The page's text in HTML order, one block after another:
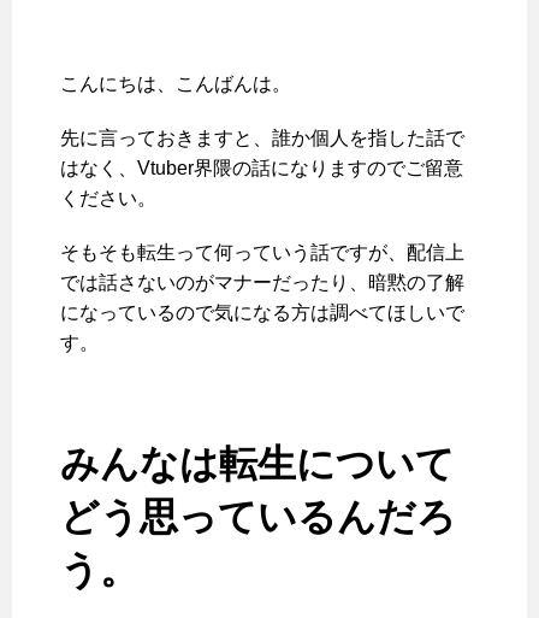
こんにちは、こんばんは。
先に言っておきますと、誰か個人を指した話で
はなく、Vtuber界隈の話になりますのでご留意
ください。
そもそも転生って何っていう話ですが、配信上
では話さないのがマナーだったり、暗黙の了解
になっているので気になる方は調べてほしいで
す。
みんなは転生について
どう思っているんだろ
う。